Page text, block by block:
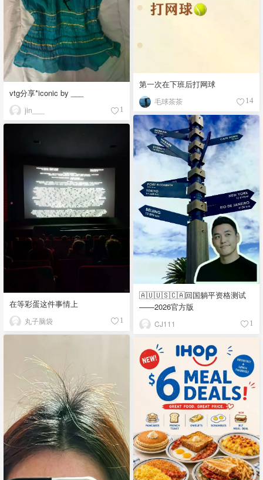
第一次在下班后打网球
毛球茶茶 14
vtg分享*iconic by ___
jin___ 1
🇦🇺🇺🇸🇨🇦回国躺平资格测试
——2026官方版
CJ111 1
在等彩蛋这件事情上
丸子脑袋 1